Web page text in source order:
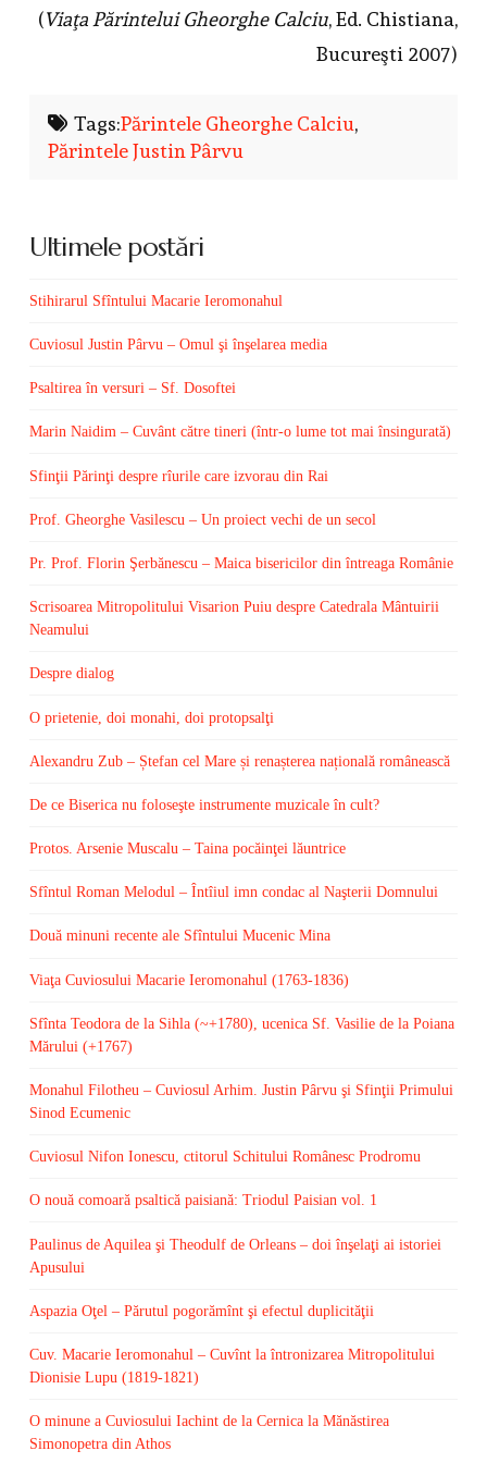
(Viaţa Părintelui Gheorghe Calciu, Ed. Chistiana,
Bucureşti 2007)
Tags:Părintele Gheorghe Calciu,
Părintele Justin Pârvu
Ultimele postări
Stihirarul Sfîntului Macarie Ieromonahul
Cuviosul Justin Pârvu – Omul şi înşelarea media
Psaltirea în versuri – Sf. Dosoftei
Marin Naidim – Cuvânt către tineri (într-o lume tot mai însingurată)
Sfinţii Părinţi despre rîurile care izvorau din Rai
Prof. Gheorghe Vasilescu – Un proiect vechi de un secol
Pr. Prof. Florin Şerbănescu – Maica bisericilor din întreaga Românie
Scrisoarea Mitropolitului Visarion Puiu despre Catedrala Mântuirii
Neamului
Despre dialog
O prietenie, doi monahi, doi protopsalţi
Alexandru Zub – Ștefan cel Mare și renașterea națională românească
De ce Biserica nu foloseşte instrumente muzicale în cult?
Protos. Arsenie Muscalu – Taina pocăinţei lăuntrice
Sfîntul Roman Melodul – Întîiul imn condac al Naşterii Domnului
Două minuni recente ale Sfîntului Mucenic Mina
Viaţa Cuviosului Macarie Ieromonahul (1763-1836)
Sfînta Teodora de la Sihla (~+1780), ucenica Sf. Vasilie de la Poiana
Mărului (+1767)
Monahul Filotheu – Cuviosul Arhim. Justin Pârvu şi Sfinţii Primului
Sinod Ecumenic
Cuviosul Nifon Ionescu, ctitorul Schitului Românesc Prodromu
O nouă comoară psaltică paisiană: Triodul Paisian vol. 1
Paulinus de Aquilea şi Theodulf de Orleans – doi înşelaţi ai istoriei
Apusului
Aspazia Oţel – Părutul pogorămînt şi efectul duplicităţii
Cuv. Macarie Ieromonahul – Cuvînt la întronizarea Mitropolitului
Dionisie Lupu (1819-1821)
O minune a Cuviosului Iachint de la Cernica la Mănăstirea
Simonopetra din Athos